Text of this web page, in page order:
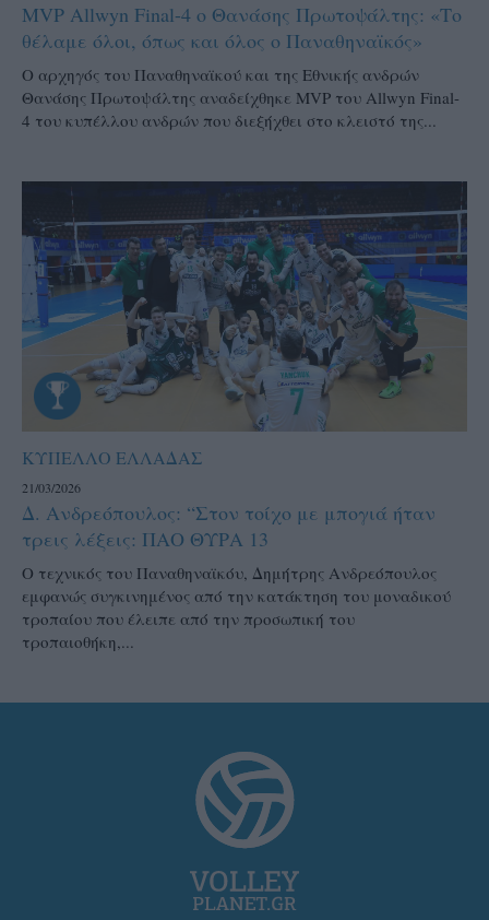
MVP Allwyn Final-4 ο Θανάσης Πρωτοψάλτης: «Το
θέλαμε όλοι, όπως και όλος ο Παναθηναϊκός»
Ο αρχηγός του Παναθηναϊκού και της Εθνικής ανδρών
Θανάσης Πρωτοψάλτης αναδείχθηκε MVP του Allwyn Final-
4 του κυπέλλου ανδρών που διεξήχθει στο κλειστό της...
ΚΥΠΕΛΛΟ ΕΛΛΑΔΑΣ
21/03/2026
Δ. Ανδρεόπουλος: “Στον τοίχο με μπογιά ήταν
τρεις λέξεις: ΠΑΟ ΘΥΡΑ 13
Ο τεχνικός του Παναθηναϊκόυ, Δημήτρης Ανδρεόπουλος
εμφανώς συγκινημένος από την κατάκτηση του μοναδικού
τροπαίου που έλειπε από την προσωπική του
τροπαιοθήκη,...